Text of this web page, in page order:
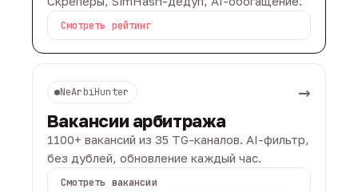
Смотреть рейтинг
NeArbiHunter →
Вакансии арбитража
1100+ вакансий из 35 TG-каналов. AI-фильтр,
без дублей, обновление каждый час.
Смотреть вакансии